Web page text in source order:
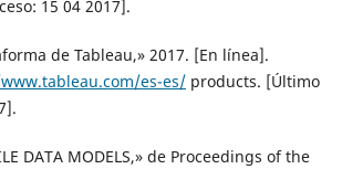
15 04 2017].
de Tableau,» 2017. [En línea].
es-es/products. [Último
DATA MODELS,» de Proceedings of the